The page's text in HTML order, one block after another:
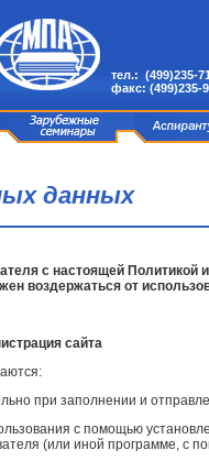
тел.: (499)235-
факс: (499)235-
данных
с настоящей Политикой
воздержаться от
сайта
при заполнении и
с помощью
(или иной программе, с